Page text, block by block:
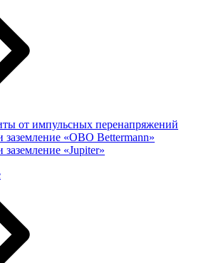
от импульсных перенапряжений
«OBO Bettermann»
«Jupiter»